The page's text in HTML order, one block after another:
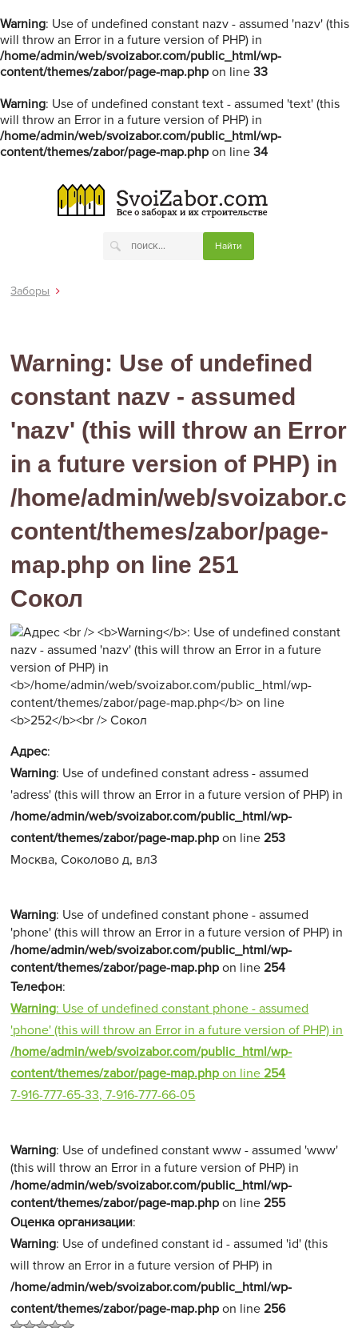
Warning: Use of undefined constant nazv - assumed 'nazv' (this
will throw an Error in a future version of PHP) in
/home/admin/web/svoizabor.com/public_html/wp-
content/themes/zabor/page-map.php on line 33
Warning: Use of undefined constant text - assumed 'text' (this
will throw an Error in a future version of PHP) in
/home/admin/web/svoizabor.com/public_html/wp-
content/themes/zabor/page-map.php on line 34
Заборы
Warning: Use of undefined
constant nazv - assumed
'nazv' (this will throw an Error
in a future version of PHP) in
/home/admin/web/
content/themes/zabor/page-
map.php on line 251
Сокол
Адрес:
Warning: Use of undefined constant adress - assumed
'adress' (this will throw an Error in a future version of PHP) in
/home/admin/web/svoizabor.com/public_html/wp-
content/themes/zabor/page-map.php on line253
Москва, Соколово д, вл3
Warning: Use of undefined constant phone - assumed
'phone' (this will throw an Error in a future version of PHP) in
/home/admin/web/svoizabor.com/public_html/wp-
content/themes/zabor/page-map.php on line254
Телефон:
Warning: Use of undefined constant phone - assumed
'phone' (this will throw an Error in a future version of PHP) in
/home/admin/web/svoizabor.com/public_html/wp-
content/themes/zabor/page-map.php on line254
7-916-777-65-33, 7-916-777-66-05
Warning: Use of undefined constant www - assumed 'www'
(this will throw an Error in a future version of PHP) in
/home/admin/web/svoizabor.com/public_html/wp-
content/themes/zabor/page-map.php on line255
Оценка организации:
Warning: Use of undefined constant id - assumed 'id' (this
will throw an Error in a future version of PHP) in
/home/admin/web/svoizabor.com/public_html/wp-
content/themes/zabor/page-map.php on line256